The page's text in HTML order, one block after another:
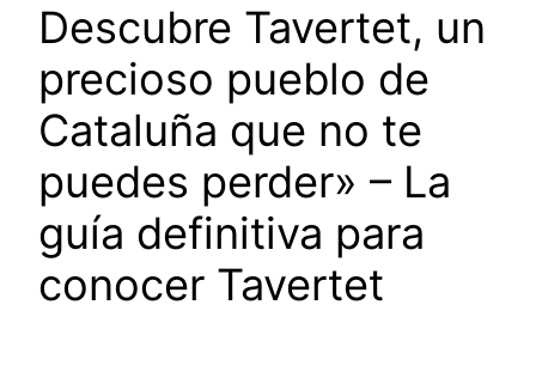
Descubre Tavertet, un
precioso pueblo de
Cataluña que no te
puedes perder» – La
guía definitiva para
conocer Tavertet